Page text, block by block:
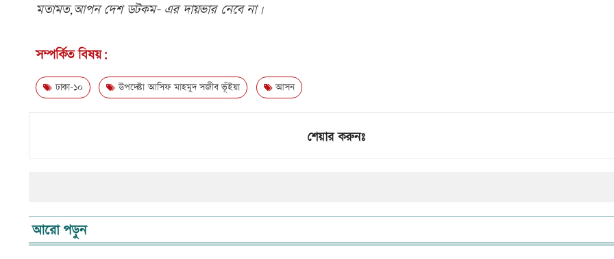
মতামত,আপন দেশ ডটকম- এর দায়ভার নেবে না।
সম্পর্কিত বিষয়:
ঢাকা-১০ উপদেষ্টা আসিফ মাহমুদ সজীব ভূঁইয়া আসন
শেয়ার করুনঃ
আরো পড়ুন